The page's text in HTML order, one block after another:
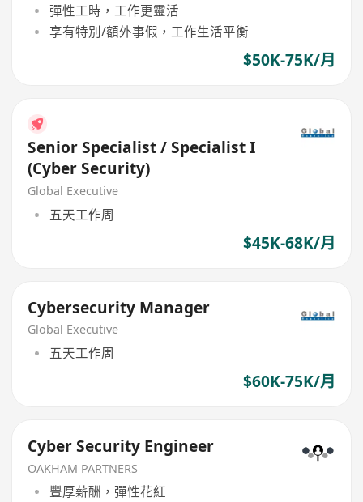
彈性工時，工作更靈活
享有特別/額外事假，工作生活平衡
$50K-75K/月
Senior Specialist / Specialist I
(Cyber Security)
Global Executive
五天工作周
$45K-68K/月
Cybersecurity Manager
Global Executive
五天工作周
$60K-75K/月
Cyber Security Engineer
OAKHAM PARTNERS
豐厚薪酬，彈性花紅